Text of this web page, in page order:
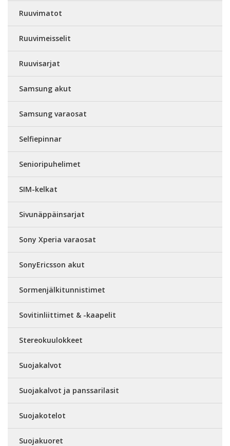
Ruuvimatot
Ruuvimeisselit
Ruuvisarjat
Samsung akut
Samsung varaosat
Selfiepinnar
Senioripuhelimet
SIM-kelkat
Sivunäppäinsarjat
Sony Xperia varaosat
SonyEricsson akut
Sormenjälkitunnistimet
Sovitinliittimet & -kaapelit
Stereokuulokkeet
Suojakalvot
Suojakalvot ja panssarilasit
Suojakotelot
Suojakuoret